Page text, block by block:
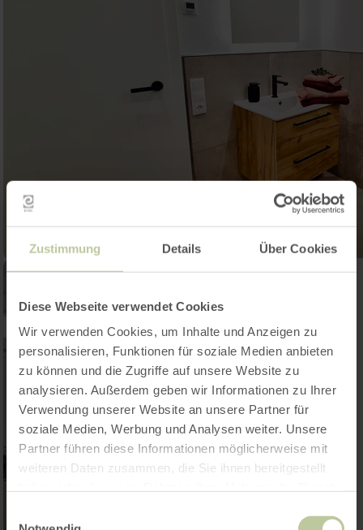
Zustimmung Details Über Cookies
Diese Webseite verwendet Cookies
Wir verwenden Cookies, um Inhalte und Anzeigen zu
personalisieren, Funktionen für soziale Medien anbieten
zu können und die Zugriffe auf unsere Website zu
analysieren. Außerdem geben wir Informationen zu Ihrer
Verwendung unserer Website an unsere Partner für
soziale Medien, Werbung und Analysen weiter. Unsere
Partner führen diese Informationen möglicherweise mit
weiteren Daten zusammen, die Sie ihnen bereitgestellt